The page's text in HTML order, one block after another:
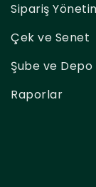
Sipariş
Çek ve Senet
Şube ve
Raporlar